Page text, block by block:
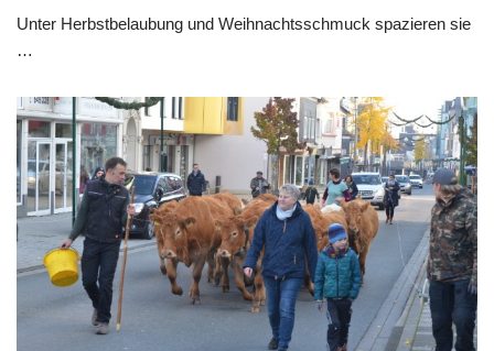
Unter Herbstbelaubung und Weihnachtsschmuck spazieren sie
…